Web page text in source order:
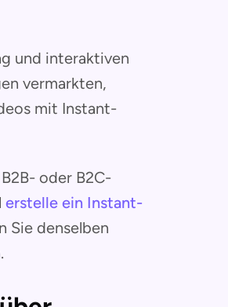
und interaktiven
vermarkten,
mit Instant-
oder B2C-
erstelle ein Instant-
Sie denselben